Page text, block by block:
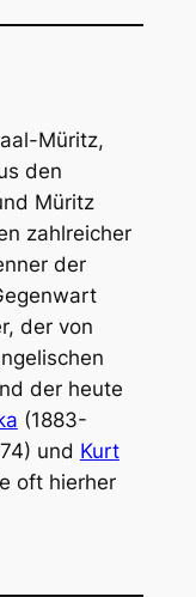
Müritz,
den
Müritz
zahlreicher
der
der von
der heute
(1883-
und Kurt
oft hierher